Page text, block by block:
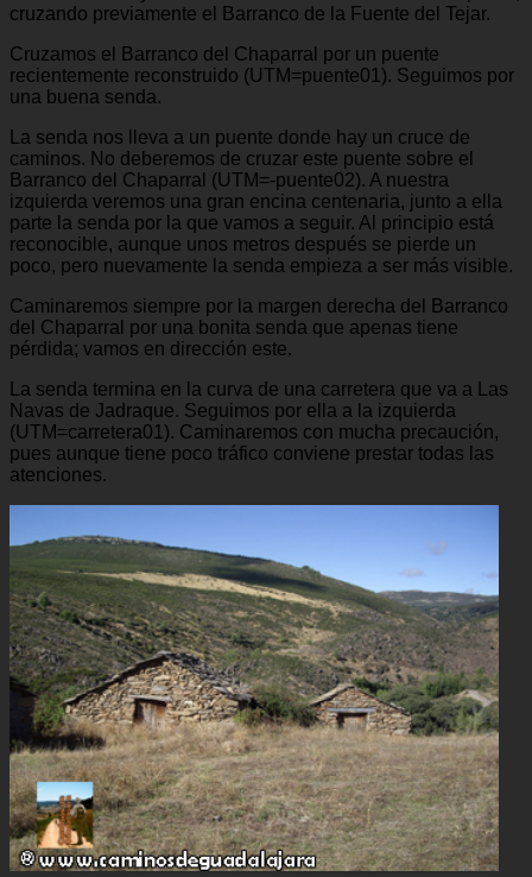
cruzando previamente el Barranco de la Fuente del Tejar.
Cruzamos el Barranco del Chaparral por un puente
recientemente reconstruido (UTM=puente01). Seguimos por
una buena senda.
La senda nos lleva a un puente donde hay un cruce de
caminos. No deberemos de cruzar este puente sobre el
Barranco del Chaparral (UTM=-puente02). A nuestra
izquierda veremos una gran encina centenaria, junto a ella
parte la senda por la que vamos a seguir. Al principio está
reconocible, aunque unos metros después se pierde un
poco, pero nuevamente la senda empieza a ser más visible.
Caminaremos siempre por la margen derecha del Barranco
del Chaparral por una bonita senda que apenas tiene
pérdida; vamos en dirección este.
La senda termina en la curva de una carretera que va a Las
Navas de Jadraque. Seguimos por ella a la izquierda
(UTM=carretera01). Caminaremos con mucha precaución,
pues aunque tiene poco tráfico conviene prestar todas las
atenciones.